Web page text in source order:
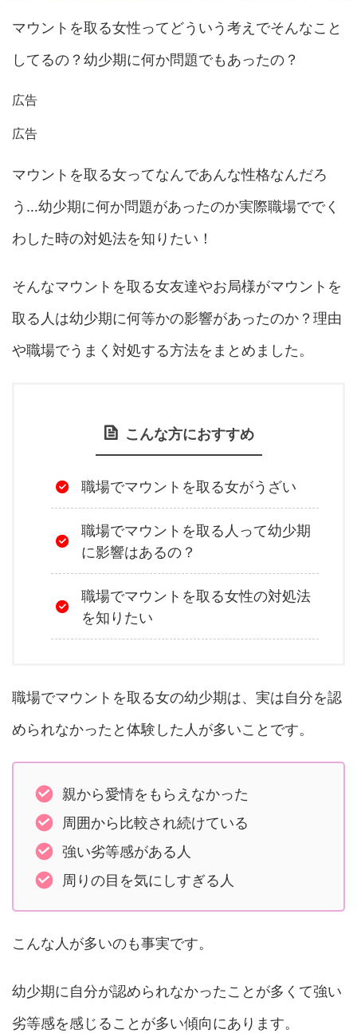
マウントを取る女性ってどういう考えでそんなこと
してるの？幼少期に何か問題でもあったの？
広告
広告
マウントを取る女ってなんであんな性格なんだろ
う…幼少期に何か問題があったのか実際職場ででく
わした時の対処法を知りたい！
そんなマウントを取る女友達やお局様がマウントを
取る人は幼少期に何等かの影響があったのか？理由
や職場でうまく対処する方法をまとめました。
こんな方におすすめ
職場でマウントを取る女がうざい
職場でマウントを取る人って幼少期
に影響はあるの？
職場でマウントを取る女性の対処法
を知りたい
職場でマウントを取る女の幼少期は、実は自分を認
められなかったと体験した人が多いことです。
親から愛情をもらえなかった
周囲から比較され続けている
強い劣等感がある人
周りの目を気にしすぎる人
こんな人が多いのも事実です。
幼少期に自分が認められなかったことが多くて強い
劣等感を感じることが多い傾向にあります。